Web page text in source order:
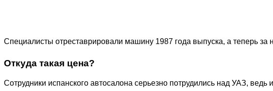
Специалисты отреставрировали машину 1987 года выпуска, а теперь за
Откуда такая цена?
Сотрудники испанского автосалона серьезно потрудились над УАЗ,